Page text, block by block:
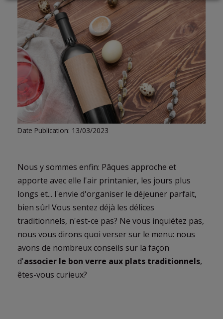
LOGIN
Date Publication: 13/03/2023
Nous y sommes enfin: Pâques approche et
apporte avec elle l'air printanier, les jours plus
longs et... l'envie d'organiser le déjeuner parfait,
bien sûr! Vous sentez déjà les délices
traditionnels, n'est-ce pas? Ne vous inquiétez pas,
nous vous dirons quoi verser sur le menu: nous
avons de nombreux conseils sur la façon
d'associer le bon verre aux plats traditionnels,
êtes-vous curieux?